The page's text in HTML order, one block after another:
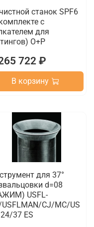
станок SPF6
с
для
O+P
722 ₽
В корзину
для 37°
d=08
USFL-
CJ/MC/US
37 ES